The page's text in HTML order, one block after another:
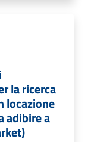
la ricerca
locazione
adibire a